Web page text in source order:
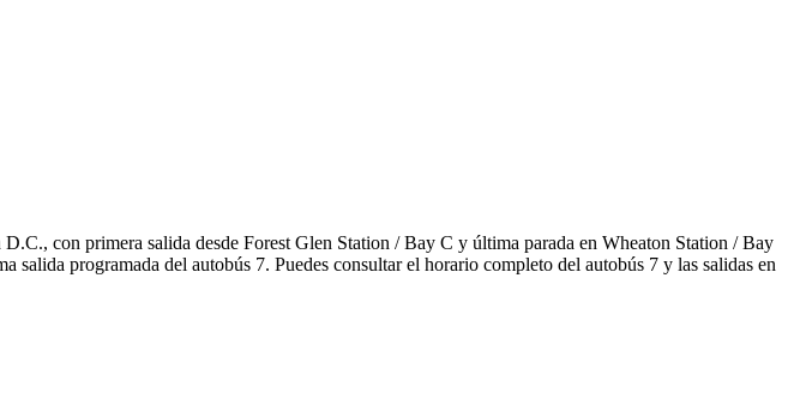
con primera salida desde Forest Glen Station / Bay C y última parada en Wheaton Station / Bay
programada del autobús 7. Puedes consultar el horario completo del autobús 7 y las salidas en